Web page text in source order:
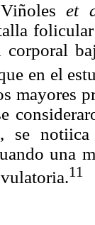
et
en el
mayores
se notiica
una
11